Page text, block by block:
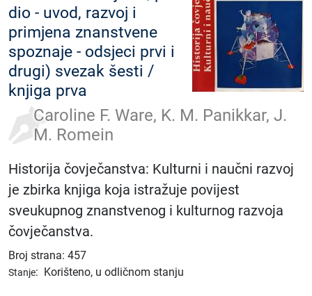
dio - uvod, razvoj i
primjena znanstvene
spoznaje - odsjeci prvi i
drugi) svezak šesti /
knjiga prva
Caroline F. Ware, K. M. Panikkar, J.
M. Romein
Historija čovječanstva: Kulturni i naučni razvoj
je zbirka knjiga koja istražuje povijest
sveukupnog znanstvenog i kulturnog razvoja
čovječanstva.
Broj strana: 457
Stanje: Korišteno, u odličnom stanju